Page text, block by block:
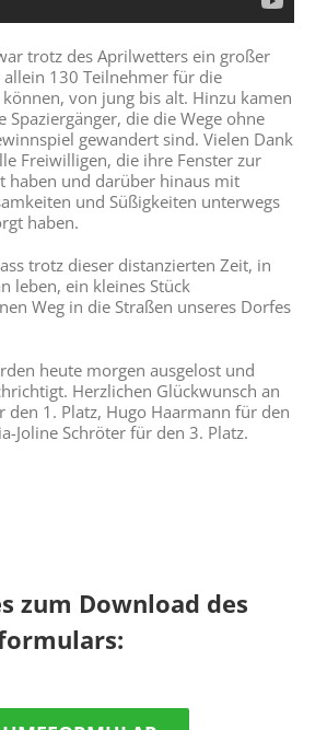
trotz des Aprilwetters ein großer
allein 130 Teilnehmer für die
von jung bis alt. Hinzu kamen
Spaziergänger, die die Wege ohne
gewandert sind. Vielen Dank
Freiwilligen, die ihre Fenster zur
haben und darüber hinaus mit
und Süßigkeiten unterwegs
haben.
trotz dieser distanzierten Zeit, in
leben, ein kleines Stück
Weg in die Straßen unseres Dorfes
heute morgen ausgelost und
Herzlichen Glückwunsch an
den 1. Platz, Hugo Haarmann für den
Joline Schröter für den 3. Platz.
zum Download des